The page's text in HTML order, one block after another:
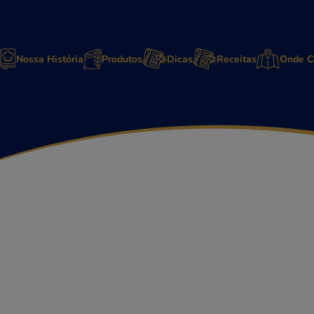
Nossa História Produtos Dicas Receitas Onde